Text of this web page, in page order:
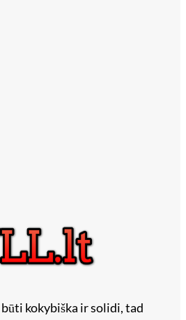
kokybiška ir solidi, tad